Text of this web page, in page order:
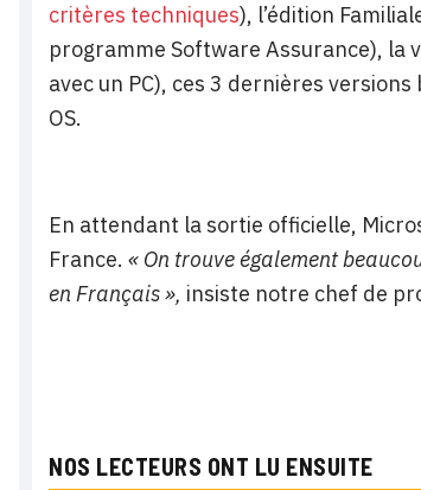
critères techniques), l’édition
programme Software Assurance), la
avec un PC), ces 3 dernières
OS.
En attendant la sortie officielle,
France. « On trouve également
en Français », insiste notre chef de
NOS LECTEURS ONT LU ENSUITE